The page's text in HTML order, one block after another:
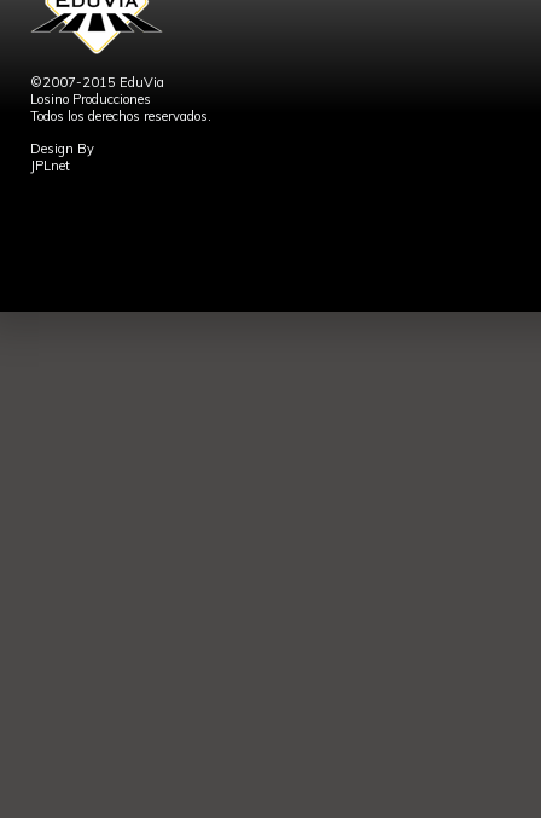
©2007-2015 EduVia
Losino Producciones
Todos los derechos reservados.
Design By
JPLnet